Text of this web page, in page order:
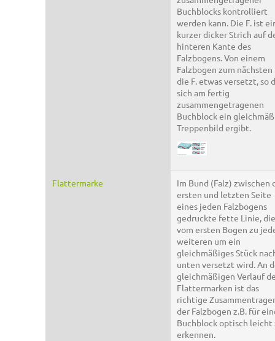
Buchblocks kontrolliert
werden kann. Die F. ist
kurzer dicker Strich auf
hinteren Kante des
Falzbogens. Von einem
Falzbogen zum
die F. etwas versetzt, so
sich am fertig
zusammengetragenen
Buchblock ein
Treppenbild ergibt.
Flattermarke
Im Bund (Falz) zwischen
ersten und letzten Seite
eines jeden Falzbogens
gedruckte fette Linie, die
vom ersten Bogen zu
weiteren um ein
gleichmäßiges Stück
unten versetzt wird. An
gleichmäßigen Verlauf
Flattermarken ist das
richtige
der Falzbogen z.B. für
Buchblock optisch leicht
erkennen.